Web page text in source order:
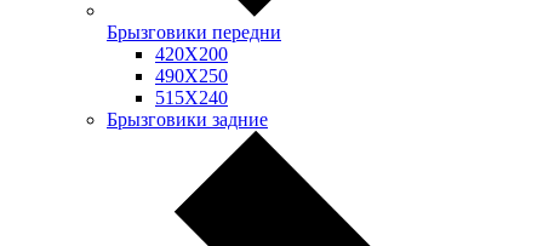
Брызговики передни
420Х200
490Х250
515Х240
Брызговики задние